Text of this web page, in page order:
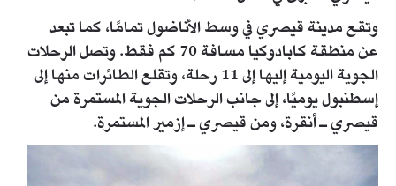
وتقع مدينة قيصري في وسط الأناضول تمامًا، كما تبعد
عن منطقة كابادوكيا مسافة 70 كم فقط. وتصل الرحلات
الجوية اليومية إليها إلى 11 رحلة، وتقلع الطائرات منها إلى
إسطنبول يوميًا، إلى جانب الرحلات الجوية المستمرة من
قيصري ـ أنقرة، ومن قيصري ـ إزمير المستمرة.